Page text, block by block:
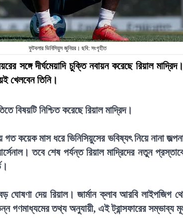
ফুটবলার ভিনিসিয়ুস জুনিয়র। ছবি: সংগৃহীত
সঙ্গে দীর্ঘমেয়াদি চুক্তি নবায়ন করেছে রিয়াল
খেলবেন তিনি।
বিষয়টি নিশ্চিত করেছে রিয়াল মাদ্রিদ।
কয়েক মাস ধরে ভিনিসিয়ুসের ভবিষ্যৎ নিয়ে নানা
তবে শেষ পর্যন্ত রিয়াল মাদ্রিদের নতুন
দেয় রিয়াল। জার্মান ক্লাব আরবি লাইপজিগ
গণমাধ্যমের তথ্য অনুযায়ী, এই ট্রান্সফারের সম্ভাব্য